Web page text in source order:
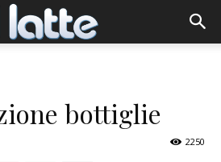
bottiglie
2250